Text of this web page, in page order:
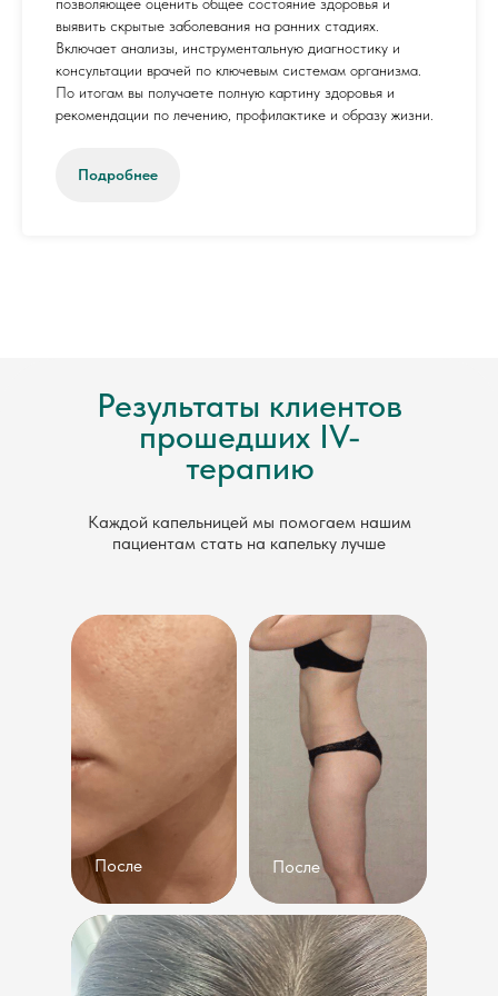
выявить скрытые заболевания на ранних стадиях.
Включает анализы, инструментальную диагностику и
консультации врачей по ключевым системам организма.
По итогам вы получаете полную картину здоровья и
рекомендации по лечению, профилактике и образу жизни.
Подробнее
Результаты клиентов
прошедших IV-
терапию
Каждой капельницей мы помогаем нашим
пациентам стать на капельку лучше
До
До
После После